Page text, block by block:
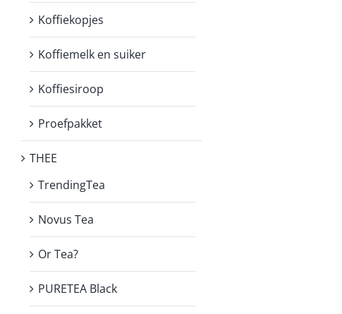
Koffiekopjes
Koffiemelk en suiker
Koffiesiroop
Proefpakket
THEE
TrendingTea
Novus Tea
Or Tea?
PURETEA Black